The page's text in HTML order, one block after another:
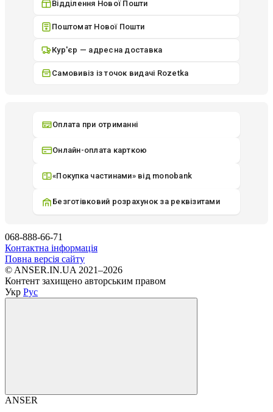
Відділення Нової Пошти
Поштомат Нової Пошти
Кур'єр — адресна доставка
Самовивіз із точок видачі Rozetka
Оплата при отриманні
Онлайн-оплата карткою
«Покупка частинами» від monobank
Безготівковий розрахунок за реквізитами
068-888-66-71
Контактна інформація
Повна версія сайту
© ANSER.IN.UA 2021–2026
Контент захищено авторським правом
Укр Рус
ANSER